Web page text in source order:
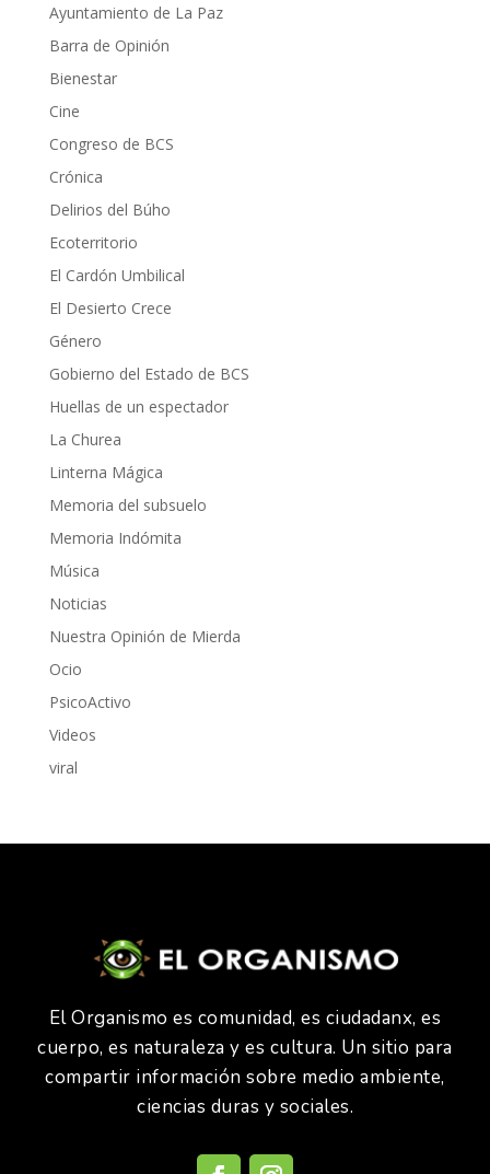
Ayuntamiento de La Paz
Barra de Opinión
Bienestar
Cine
Congreso de BCS
Crónica
Delirios del Búho
Ecoterritorio
El Cardón Umbilical
El Desierto Crece
Género
Gobierno del Estado de BCS
Huellas de un espectador
La Churea
Linterna Mágica
Memoria del subsuelo
Memoria Indómita
Música
Noticias
Nuestra Opinión de Mierda
Ocio
PsicoActivo
Videos
viral
El Organismo es comunidad, es ciudadanx, es
cuerpo, es naturaleza y es cultura. Un sitio para
compartir información sobre medio ambiente,
ciencias duras y sociales.